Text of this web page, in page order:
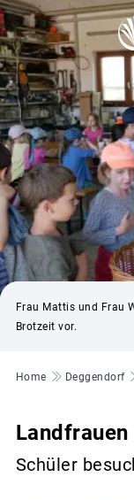
Frau Mattis und Frau
Brotzeit vor.
Pfadnavigation
Home Deggendorf
Schüler